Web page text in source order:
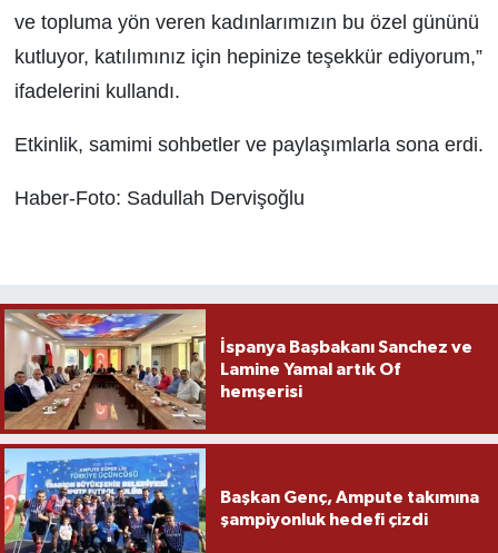
ve topluma yön veren kadınlarımızın bu özel gününü
kutluyor, katılımınız için hepinize teşekkür ediyorum,”
ifadelerini kullandı.
Etkinlik, samimi sohbetler ve paylaşımlarla sona erdi.
Haber-Foto: Sadullah Dervişoğlu
İspanya Başbakanı Sanchez ve
Lamine Yamal artık Of
hemşerisi
Başkan Genç, Ampute takımına
şampiyonluk hedefi çizdi